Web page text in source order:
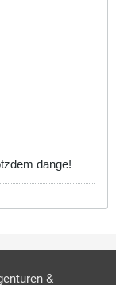
dange!
&